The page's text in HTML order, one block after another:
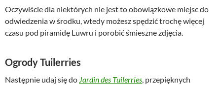
Oczywiście dla niektórych nie jest to obowiązkowe miejsc do
odwiedzenia w środku, wtedy możesz spędzić trochę więcej
czasu pod piramidę Luwru i porobić śmieszne zdjęcia.
Ogrody Tuilerries
Następnie udaj się do Jardin des Tuilerries , przepięknych